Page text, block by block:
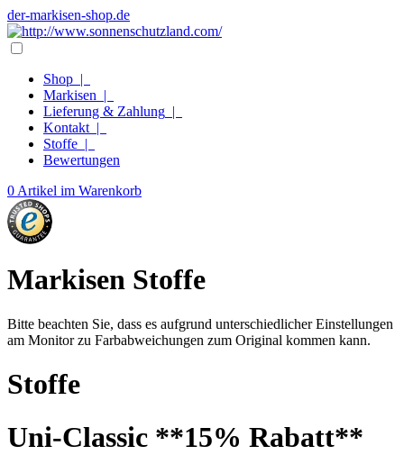
der-markisen-shop.de
Shop |
Markisen |
Lieferung & Zahlung |
Kontakt |
Stoffe |
Bewertungen
0 Artikel im Warenkorb
Markisen Stoffe
Bitte beachten Sie, dass es aufgrund unterschiedlicher Einstellungen
am Monitor zu Farbabweichungen zum Original kommen kann.
Stoffe
Uni-Classic **15% Rabatt**